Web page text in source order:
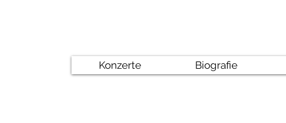
Konzerte Biografie